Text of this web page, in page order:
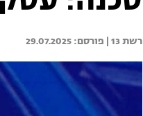
רשת 13 | 29.07.2025